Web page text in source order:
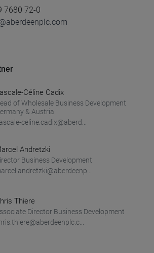
7680 72-0
Céline Cadix
of Wholesale Business Development
& Austria
celine.cadix@aberd...
Andretzki
Business Development
Thiere
Director Business Development